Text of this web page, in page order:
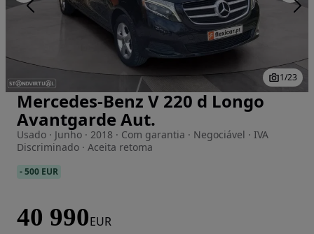
Imagem 1 de 23
1/23
Mercedes-Benz V 220 d Longo
Avantgarde Aut.
Usado · Junho · 2018 · Com garantia · Negociável · IVA
Discriminado · Aceita retoma
-500 EUR
40 990EUR